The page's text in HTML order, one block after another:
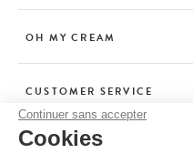
Continuer sans accepter
Cookies
OH MY CREAM
CUSTOMER SERVICE
ADVICE